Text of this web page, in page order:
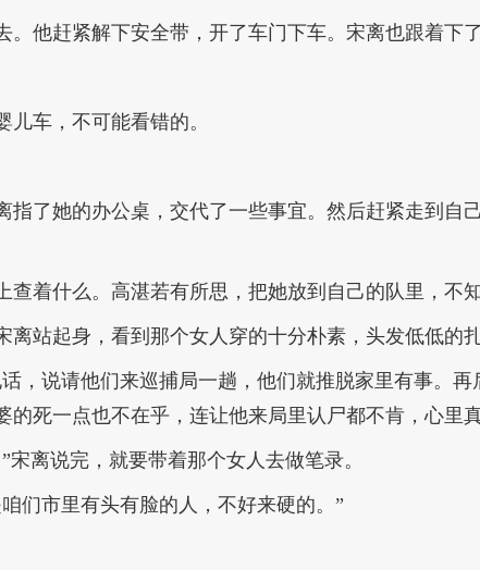
他赶紧解下安全带，开了车门下车。宋离也跟着下
车，不可能看错的。
了她的办公桌，交代了一些事宜。然后赶紧走到自
着什么。高湛若有所思，把她放到自己的队里，不
站起身，看到那个女人穿的十分朴素，头发低低的
，说请他们来巡捕局一趟，他们就推脱家里有事。
死一点也不在乎，连让他来局里认尸都不肯，心里
离说完，就要带着那个女人去做笔录。
们市里有头有脸的人，不好来硬的。”